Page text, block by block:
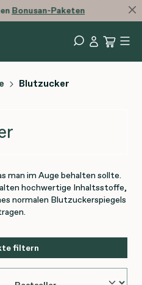
Bonusan-Paketen
Blutzucker
man im Auge behalten sollte.
hochwertige Inhaltsstoffe,
normalen Blutzuckerspiegels
filtern